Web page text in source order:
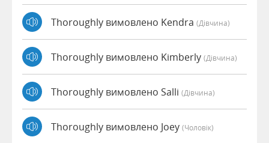
Thoroughly вимовлено Kendra (дівчина)
Thoroughly вимовлено Kimberly (дівчина)
Thoroughly вимовлено Salli (дівчина)
Thoroughly вимовлено Joey (чоловік)